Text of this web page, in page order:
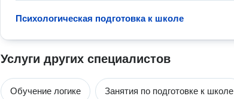
Психологическая подготовка к школе
Услуги других специалистов
Обучение логике Занятия по подготовке к школе